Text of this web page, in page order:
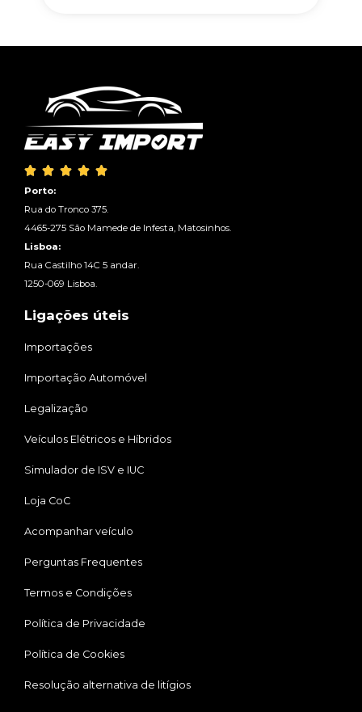
    
Porto:
Rua do Tronco 375.
4465-275 São Mamede de Infesta, Matosinhos.
Lisboa:
Rua Castilho 14C 5 andar.
1250-069 Lisboa.
Ligações úteis
Importações
Importação Automóvel
Legalização
Veículos Elétricos e Híbridos
Simulador de ISV e IUC
Loja CoC
Acompanhar veículo
Perguntas Frequentes
Termos e Condições
Política de Privacidade
Política de Cookies
Resolução alternativa de litígios